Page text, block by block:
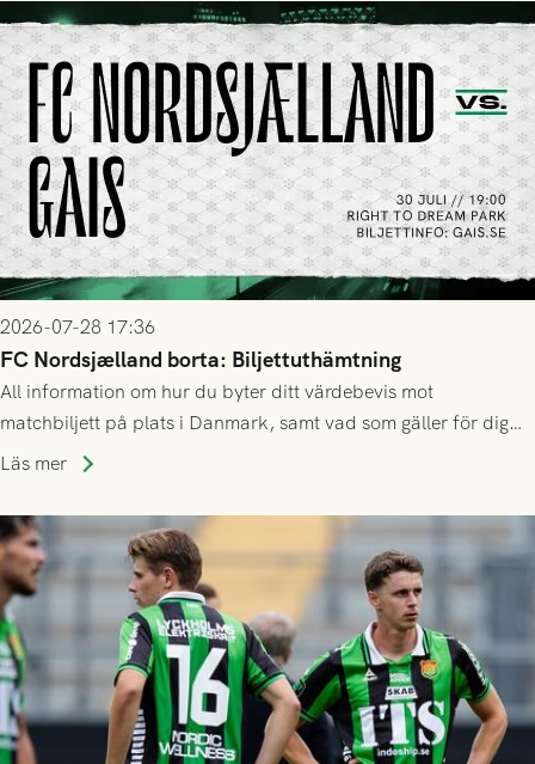
2026-07-28 17:36
FC Nordsjælland borta: Biljettuthämtning
All information om hur du byter ditt värdebevis mot
matchbiljett på plats i Danmark, samt vad som gäller för dig
som står på reservlista eller fått förhinder.
Läs mer